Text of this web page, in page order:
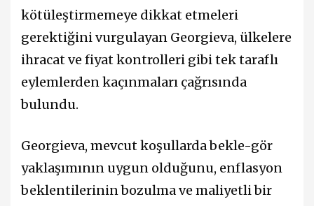
kötüleştirmemeye dikkat etmeleri
gerektiğini vurgulayan Georgieva, ülkelere
ihracat ve fiyat kontrolleri gibi tek taraflı
eylemlerden kaçınmaları çağrısında
bulundu.
Georgieva, mevcut koşullarda bekle-gör
yaklaşımının uygun olduğunu, enflasyon
beklentilerinin bozulma ve maliyetli bir